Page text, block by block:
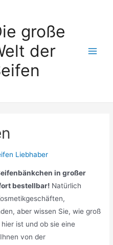
große
der
Liebhaber
in großer
bestellbar! Natürlich
aber wissen Sie, wie groß
ist und ob sie eine
von der